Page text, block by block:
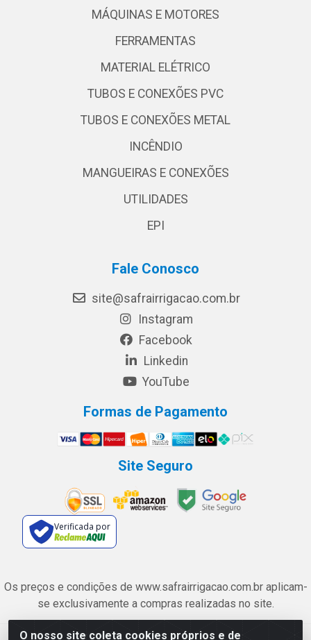
O nosso site coleta cookies próprios e de
MÁQUINAS E MOTORES
FERRAMENTAS
MATERIAL ELÉTRICO
TUBOS E CONEXÕES PVC
TUBOS E CONEXÕES METAL
INCÊNDIO
MANGUEIRAS E CONEXÕES
UTILIDADES
EPI
Fale Conosco
site@safrairrigacao.com.br
Instagram
Facebook
Linkedin
YouTube
Formas de Pagamento
Site Seguro
Verificada por
Os preços e condições de www.safrairrigacao.com.br aplicam-
se exclusivamente a compras realizadas no site.